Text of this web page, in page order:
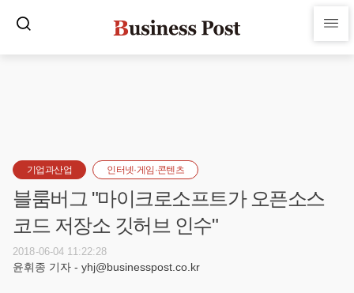
기업과산업 인터넷·게임·콘텐츠
블룸버그 "마이크로소프트가 오픈소스
코드 저장소 깃허브 인수"
2018-06-04 11:22:28
윤휘종 기자 - yhj@businesspost.co.kr